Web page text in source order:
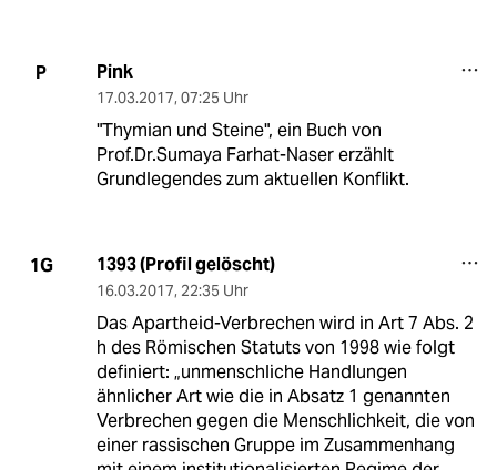
P Pink
17.03.2017, 07:25 Uhr
"Thymian und Steine", ein Buch von
Prof.Dr.Sumaya Farhat-Naser erzählt
Grundlegendes zum aktuellen Konflikt.
1G 1393 (Profil gelöscht)
16.03.2017, 22:35 Uhr
Das Apartheid-Verbrechen wird in Art 7 Abs. 2
h des Römischen Statuts von 1998 wie folgt
definiert: „unmenschliche Handlungen
ähnlicher Art wie die in Absatz 1 genannten
Verbrechen gegen die Menschlichkeit, die von
einer rassischen Gruppe im Zusammenhang